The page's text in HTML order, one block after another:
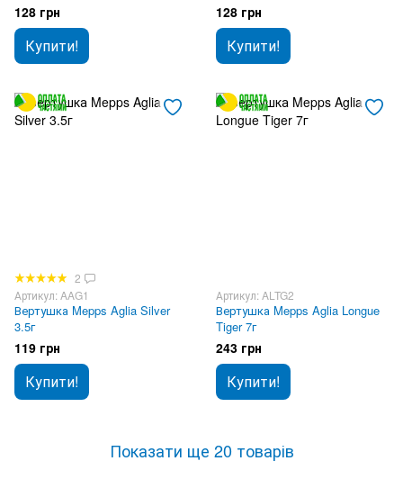
128 грн
Купити!
128 грн
Купити!
2
Артикул: AAG1
Вертушка Mepps Aglia Silver
3.5г
119 грн
Купити!
Артикул: ALTG2
Вертушка Mepps Aglia Longue
Tiger 7г
243 грн
Купити!
Показати ще 20 товарів